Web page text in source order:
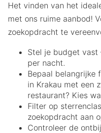
Het vinden van het
met ons ruime aanbod!
zoekopdracht te
Stel je budget vast
per nacht.
Bepaal belangrijke
in Krakau met een
restaurant? Kies
Filter op
zoekopdracht aan
Controleer de